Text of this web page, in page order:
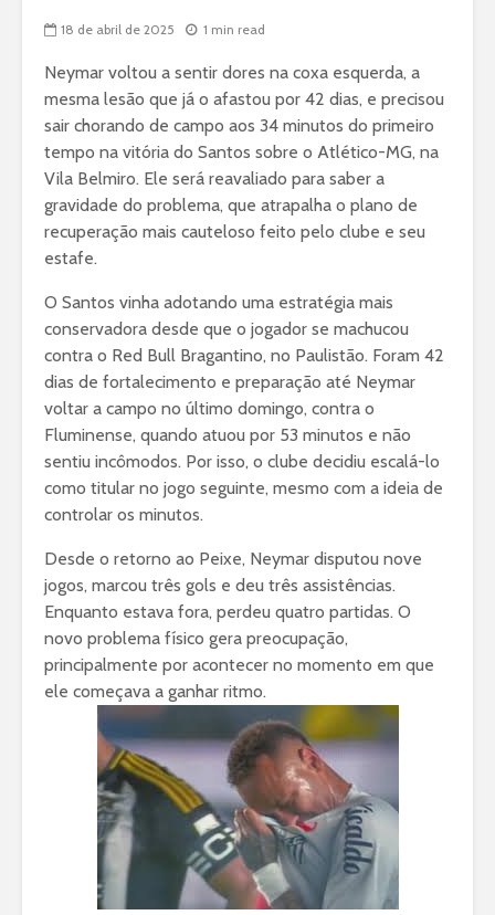
18 de abril de 2025 1 min read
Neymar voltou a sentir dores na coxa esquerda, a
mesma lesão que já o afastou por 42 dias, e precisou
sair chorando de campo aos 34 minutos do primeiro
tempo na vitória do Santos sobre o Atlético-MG, na
Vila Belmiro. Ele será reavaliado para saber a
gravidade do problema, que atrapalha o plano de
recuperação mais cauteloso feito pelo clube e seu
estafe.
O Santos vinha adotando uma estratégia mais
conservadora desde que o jogador se machucou
contra o Red Bull Bragantino, no Paulistão. Foram 42
dias de fortalecimento e preparação até Neymar
voltar a campo no último domingo, contra o
Fluminense, quando atuou por 53 minutos e não
sentiu incômodos. Por isso, o clube decidiu escalá-lo
como titular no jogo seguinte, mesmo com a ideia de
controlar os minutos.
Desde o retorno ao Peixe, Neymar disputou nove
jogos, marcou três gols e deu três assistências.
Enquanto estava fora, perdeu quatro partidas. O
novo problema físico gera preocupação,
principalmente por acontecer no momento em que
ele começava a ganhar ritmo.